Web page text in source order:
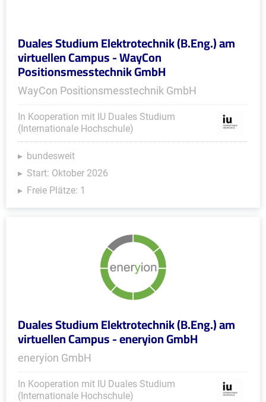
Duales Studium Elektrotechnik (B.Eng.) am
virtuellen Campus - WayCon
Positionsmesstechnik GmbH
WayCon Positionsmesstechnik GmbH
In Kooperation mit IU Duales Studium
(Internationale Hochschule)
bundesweit
Start: Oktober 2026
Freie Plätze: 1
Duales Studium Elektrotechnik (B.Eng.) am
virtuellen Campus - eneryion GmbH
eneryion GmbH
In Kooperation mit IU Duales Studium
(Internationale Hochschule)